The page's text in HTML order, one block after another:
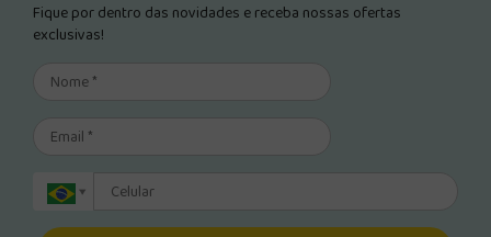
Fique por dentro das novidades e receba nossas ofertas
exclusivas!